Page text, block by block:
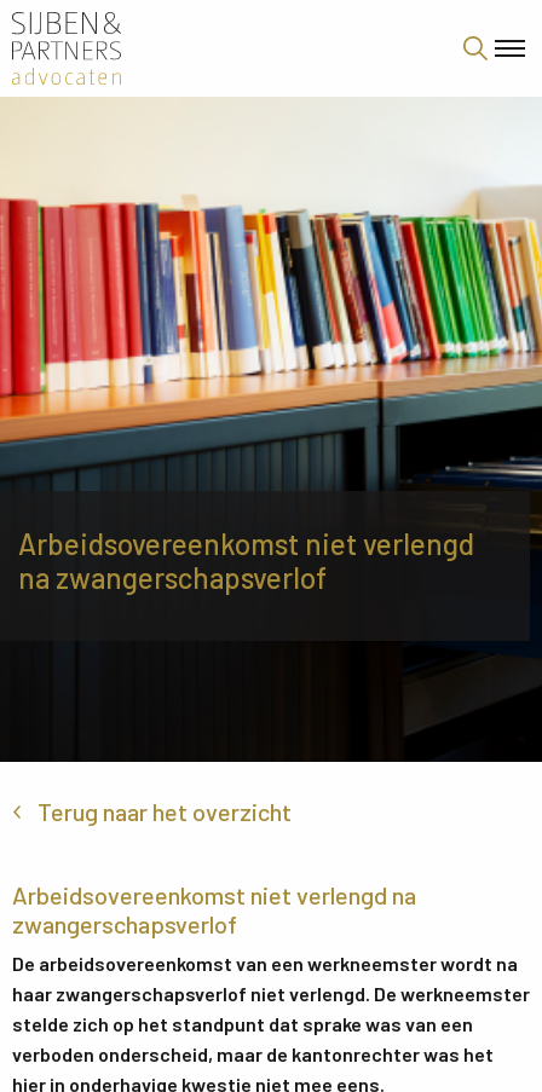
Arbeidsovereenkomst niet verlengd
na zwangerschapsverlof
Terug naar het overzicht
Arbeidsovereenkomst niet verlengd na
zwangerschapsverlof
De arbeidsovereenkomst van een werkneemster wordt na
haar zwangerschapsverlof niet verlengd. De werkneemster
stelde zich op het standpunt dat sprake was van een
verboden onderscheid, maar de kantonrechter was het
hier in onderhavige kwestie niet mee eens.